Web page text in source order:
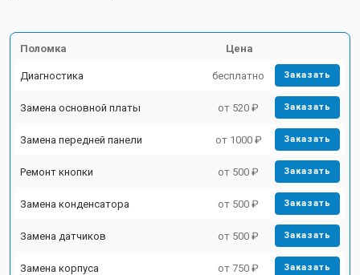
Поломка Цена
Диагностика бесплатно Заказать
Замена основной платы от 520 ₽ Заказать
Замена передней панели от 1000 ₽ Заказать
Ремонт кнопки от 500 ₽ Заказать
Замена конденсатора от 500 ₽ Заказать
Замена датчиков от 500 ₽ Заказать
Замена корпуса от 750 ₽ Заказать